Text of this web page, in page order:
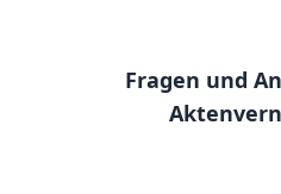
Fragen und